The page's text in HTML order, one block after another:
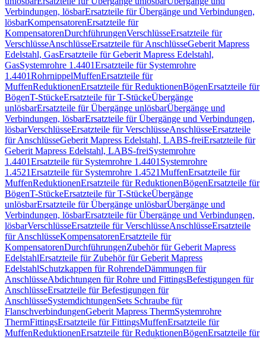
Verbindungen, lösbarErsatzteile für Übergänge und Verbindungen,
lösbarKompensatorenErsatzteile für
KompensatorenDurchführungenVerschlüsseErsatzteile für
VerschlüsseAnschlüsseErsatzteile für AnschlüsseGeberit Mapress
Edelstahl, GasErsatzteile für Geberit Mapress Edelstahl,
GasSystemrohre 1.4401Ersatzteile für Systemrohre
1.4401RohrnippelMuffenErsatzteile für
MuffenReduktionenErsatzteile für ReduktionenBögenErsatzteile für
BögenT-StückeErsatzteile für T-StückeÜbergänge
unlösbarErsatzteile für Übergänge unlösbarÜbergänge und
Verbindungen, lösbarErsatzteile für Übergänge und Verbindungen,
lösbarVerschlüsseErsatzteile für VerschlüsseAnschlüsseErsatzteile
für AnschlüsseGeberit Mapress Edelstahl, LABS-freiErsatzteile für
Geberit Mapress Edelstahl, LABS-freiSystemrohre
1.4401Ersatzteile für Systemrohre 1.4401 Systemrohre
1.4521Ersatzteile für Systemrohre 1.4521MuffenErsatzteile für
MuffenReduktionenErsatzteile für ReduktionenBögenErsatzteile für
BögenT-StückeErsatzteile für T-StückeÜbergänge
unlösbarErsatzteile für Übergänge unlösbarÜbergänge und
Verbindungen, lösbarErsatzteile für Übergänge und Verbindungen,
lösbarVerschlüsseErsatzteile für VerschlüsseAnschlüsseErsatzteile
für AnschlüsseKompensatorenErsatzteile für
KompensatorenDurchführungenZubehör für Geberit Mapress
EdelstahlErsatzteile für Zubehör für Geberit Mapress
EdelstahlSchutzkappen für RohrendeDämmungen für
AnschlüsseAbdichtungen für Rohre und FittingsBefestigungen für
AnschlüsseErsatzteile für Befestigungen für
AnschlüsseSystemdichtungenSets Schraube für
FlanschverbindungenGeberit Mapress ThermSystemrohre
ThermFittingsErsatzteile für FittingsMuffenErsatzteile für
MuffenReduktionenErsatzteile für ReduktionenBögenErsatzteile für